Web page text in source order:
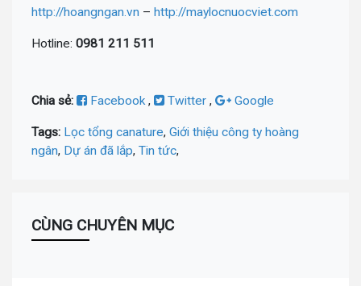
http://hoangngan.vn – http://maylocnuocviet.com
Hotline: 0981 211 511
Chia sẻ: Facebook, Twitter , Google
Tags: Lọc tổng canature, Giới thiệu công ty hoàng
ngân, Dự án đã lắp, Tin tức,
CÙNG CHUYÊN MỤC